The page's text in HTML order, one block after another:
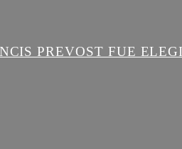
PREVOST FUE